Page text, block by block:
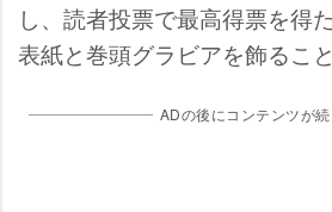
し、読者投票で最高得票を得
表紙と巻頭グラビアを飾るこ
ADの後にコンテンツが